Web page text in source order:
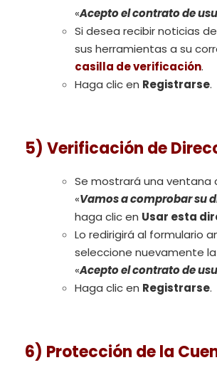
«Acepto el contrato de
Si desea recibir noticias
sus herramientas a su
casilla de verificación.
Haga clic en Registrarse.
5) Verificación de
Se mostrará una ventana
«Vamos a comprobar su
haga clic en Usar esta
Lo redirigirá al formulario
seleccione nuevamente
«Acepto el contrato de
Haga clic en Registrarse.
6) Protección de la